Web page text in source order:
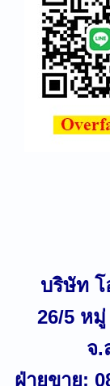
บริษัท โ
26/5 หมู่
จ.
ฝ่ายขาย: